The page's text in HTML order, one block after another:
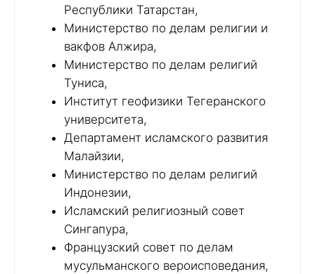
Республики Татарстан,
Министерство по делам религии и
вакфов Алжира,
Министерство по делам религий
Туниса,
Институт геофизики Тегеранского
университета,
Департамент исламского развития
Малайзии,
Министерство по делам религий
Индонезии,
Исламский религиозный совет
Сингапура,
Французский совет по делам
мусульманского вероисповедания,